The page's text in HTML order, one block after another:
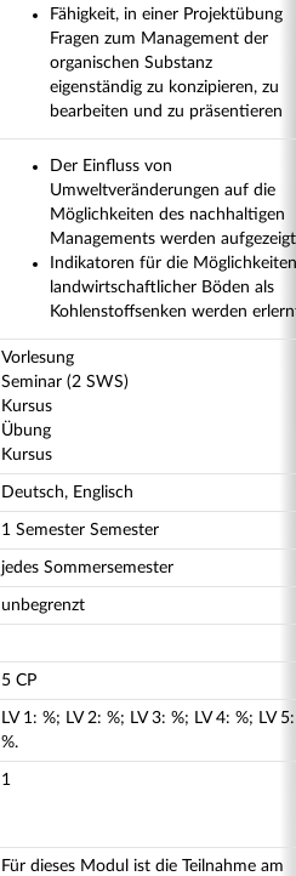
Fähigkeit, in einer Projektübung
Fragen zum Management der
organischen Substanz
eigenständig zu konzipieren, zu
bearbeiten und zu präsentieren
Der Einfluss von
Umweltveränderungen auf die
Möglichkeiten des nachhaltigen
Managements werden aufgezeigt
Indikatoren für die Möglichkeiten
landwirtschaftlicher Böden als
Kohlenstoffsenken werden
Vorlesung
Seminar (2 SWS)
Kursus
Übung
Kursus
Deutsch, Englisch
1 Semester Semester
jedes Sommersemester
unbegrenzt
5 CP
LV 1: %; LV 2: %; LV 3: %; LV 4: %; LV 5:
%.
1
Für dieses Modul ist die Teilnahme am